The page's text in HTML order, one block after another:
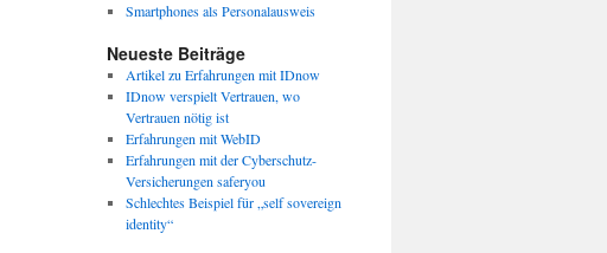
Smartphones als Personalausweis
Neueste Beiträge
Artikel zu Erfahrungen mit IDnow
IDnow verspielt Vertrauen, wo
Vertrauen nötig ist
Erfahrungen mit WebID
Erfahrungen mit der Cyberschutz-
Versicherungen saferyou
Schlechtes Beispiel für „self sovereign
identity“